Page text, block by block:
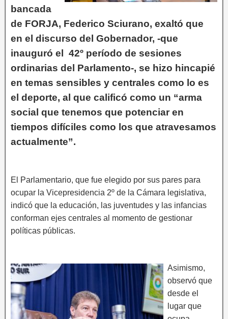
bancada
de FORJA, Federico Sciurano, exaltó que
en el discurso del Gobernador, -que
inauguró el 42º período de sesiones
ordinarias del Parlamento-, se hizo hincapié
en temas sensibles y centrales como lo es
el deporte, al que calificó como un “arma
social que tenemos que potenciar en
tiempos difíciles como los que atravesamos
actualmente”.
El Parlamentario, que fue elegido por sus pares para
ocupar la Vicepresidencia 2º de la Cámara legislativa,
indicó que la educación, las juventudes y las infancias
conforman ejes centrales al momento de gestionar
políticas públicas.
Asimismo,
observó que
desde el
lugar que